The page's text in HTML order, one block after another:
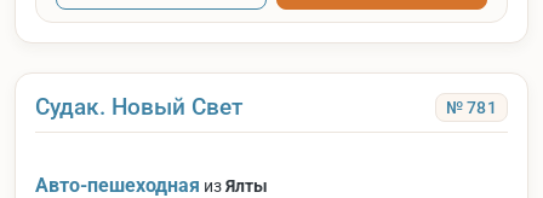
Судак. Новый Свет № 781
Авто-пешеходная изЯлты